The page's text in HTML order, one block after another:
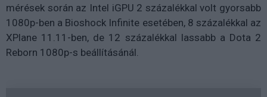
mérések során az Intel iGPU 2 százalékkal volt gyorsabb
1080p-ben a Bioshock Infinite esetében, 8 százalékkal az
XPlane 11.11-ben, de 12 százalékkal lassabb a Dota 2
Reborn 1080p-s beállításánál.